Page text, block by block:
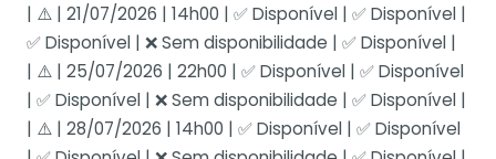
| ⚠️ | 21/07/2026 | 14h00 | ✅ Disponível | ✅ Disponível |
✅ Disponível | ❌ Sem disponibilidade | ✅ Disponível |
| ⚠️ | 25/07/2026 | 22h00 | ✅ Disponível | ✅ Disponível
| ✅ Disponível | ❌ Sem disponibilidade | ✅ Disponível |
| ⚠️ | 28/07/2026 | 14h00 | ✅ Disponível | ✅ Disponível